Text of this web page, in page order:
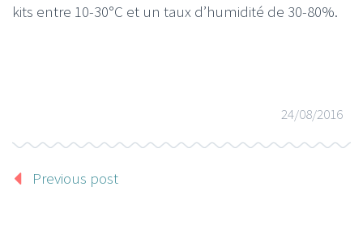
kits entre 10-30°C et un taux d’humidité de 30-80%.
24/08/2016
Previous post